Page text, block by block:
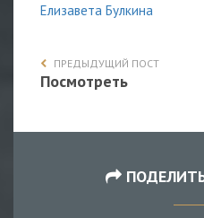
Елизавета Булкина
ПРЕДЫДУЩИЙ ПОСТ
Посмотреть